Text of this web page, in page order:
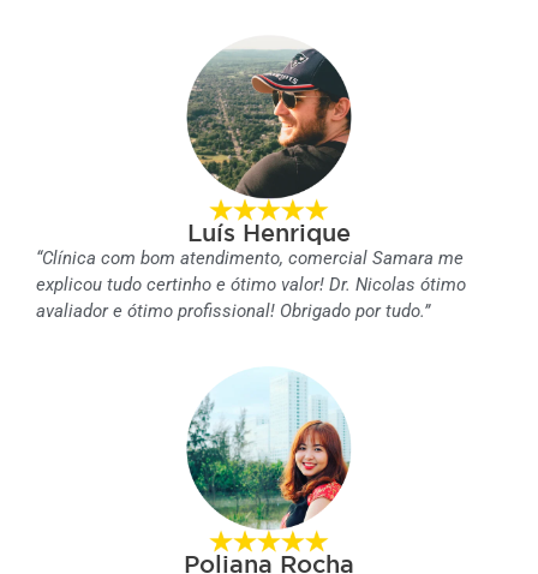
Luís Henrique
“Clínica com bom atendimento, comercial Samara me
explicou tudo certinho e ótimo valor! Dr. Nicolas ótimo
avaliador e ótimo profissional! Obrigado por tudo.”
Poliana Rocha